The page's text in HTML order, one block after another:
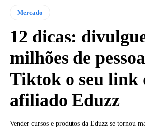
Mercado
12 dicas:
milhões de
Tiktok o seu link
afiliado Eduzz
Vender cursos e produtos da Eduzz se tornou